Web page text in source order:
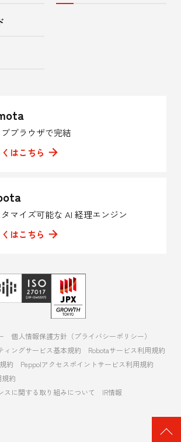
ブブラウザで完結
はこちら
マイズ可能な AI 経理エンジン
はこちら
個人情報保護方針（プライバシーポリシー）
ィングサービス基本規約
Robotaサービス利用規約
約
Peppolアクセスポイントサービス利用規約
約
スに関する取り組みについて
IR情報